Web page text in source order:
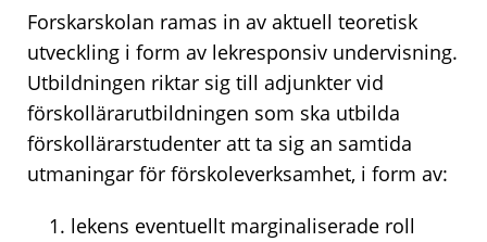
Forskarskolan ramas in av aktuell teoretisk
utveckling i form av lekresponsiv undervisning.
Utbildningen riktar sig till adjunkter vid
förskollärarutbildningen som ska utbilda
förskollärarstudenter att ta sig an samtida
utmaningar för förskoleverksamhet, i form av:
lekens eventuellt marginaliserade roll